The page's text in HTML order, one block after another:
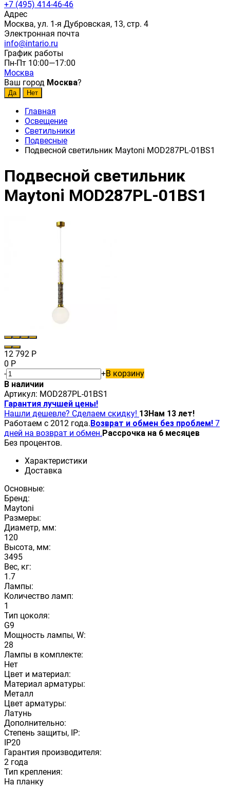
+7 (495) 414-46-46
Адрес
Москва, ул. 1-я Дубровская, 13, стр. 4
Электронная почта
info@intario.ru
График работы
Пн-Пт 10:00—17:00
Москва
Ваш город Москва?
Главная
Освещение
Светильники
Подвесные
Подвесной светильник Maytoni MOD287PL-01BS1
Подвесной светильник
Maytoni MOD287PL-01BS1
12 792 Р
0 Р
-
+В корзину
В наличии
Артикул: MOD287PL-01BS1
Гарантия лучшей цены!
Нашли дешевле? Сделаем скидку! 13Нам 13 лет!
Работаем с 2012 года.Возврат и обмен без проблем! 7
дней на возврат и обмен.Рассрочка на 6 месяцев
Без процентов.
Характеристики
Доставка
Основные:
Бренд:
Maytoni
Размеры:
Диаметр, мм:
120
Высота, мм:
3495
Вес, кг:
1.7
Лампы:
Количество ламп:
1
Тип цоколя:
G9
Мощность лампы, W:
28
Лампы в комплекте:
Нет
Цвет и материал:
Материал арматуры:
Металл
Цвет арматуры:
Латунь
Дополнительно:
Степень защиты, IP:
IP20
Гарантия производителя:
2 года
Тип крепления:
На планку